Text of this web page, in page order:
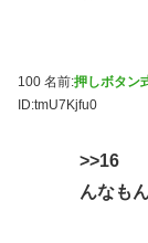
100 名前:押しボタン
ID:tmU7Kjfu0
>>16
んなも